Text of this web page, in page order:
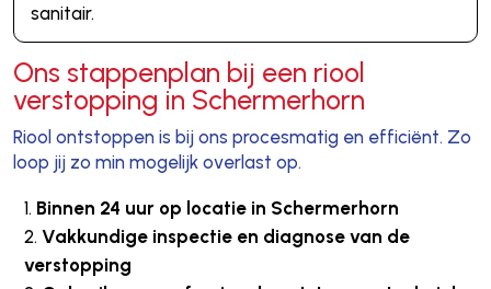
sanitair.
Ons stappenplan bij een riool
verstopping in Schermerhorn
Riool ontstoppen is bij ons procesmatig en efficiënt. Zo
loop jij zo min mogelijk overlast op.
Binnen 24 uur op locatie in Schermerhorn
Vakkundige inspectie en diagnose van de
verstopping